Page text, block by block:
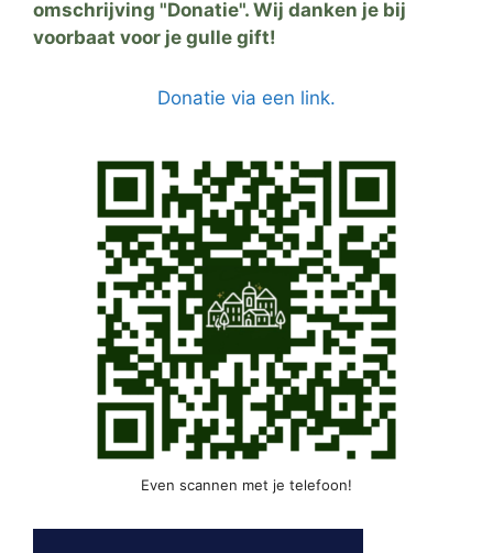
omschrijving "Donatie". Wij danken je bij
voorbaat voor je gulle gift!
Donatie via een link.
Even scannen met je telefoon!